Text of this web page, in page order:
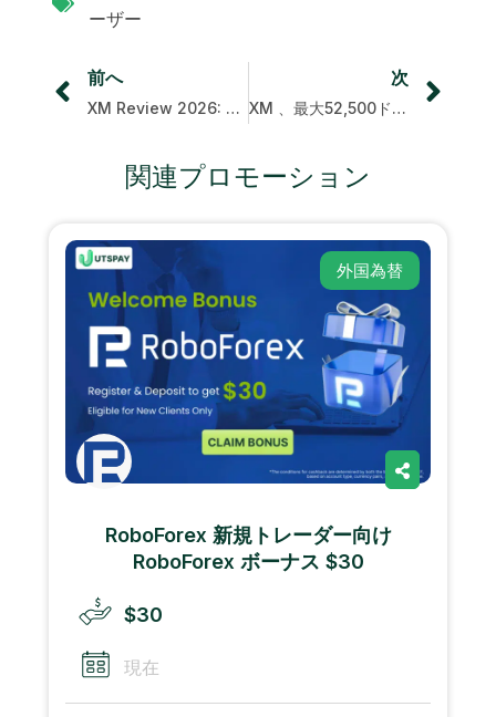
ーザー
前へ
XM Review 2026: 最低コストでの取引と外国為替リベート
次
XM 、最大52,500ドルの入金ボーナスを獲得
関連プロモーション
外国為替
RoboForex 新規トレーダー向け
RoboForex ボーナス $30
$30
現在